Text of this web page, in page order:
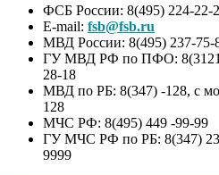
ФСБ России: 8(495) 224-22-
E-mail: fsb@fsb.ru
МВД России: 8(495) 237-75-
ГУ МВД РФ по ПФО:
28-18
МВД по РБ: 8(347) -128, с
128
МЧС РФ: 8(495) 449 -99-99
ГУ МЧС РФ по РБ: 8(347)
9999